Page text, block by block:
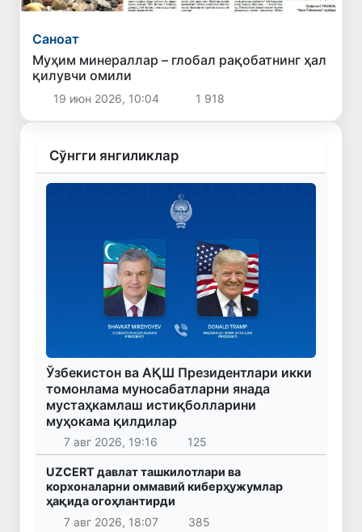
Саноат
Муҳим минераллар – глобал рақобатнинг ҳал
қилувчи омили
19 июн 2026, 10:04 1 918
Сўнгги янгиликлар
Ўзбекистон ва АҚШ Президентлари икки
томонлама муносабатларни янада
мустаҳкамлаш истиқболларини
муҳокама қилдилар
7 авг 2026, 19:16 125
UZCERT давлат ташкилотлари ва
корхоналарни оммавий киберҳужумлар
ҳақида огоҳлантирди
7 авг 2026, 18:07
385